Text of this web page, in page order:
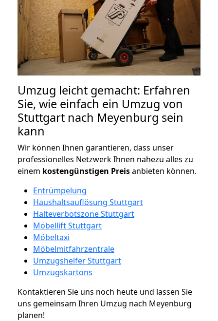
Umzug leicht gemacht: Erfahren
Sie, wie einfach ein Umzug von
Stuttgart nach Meyenburg sein
kann
Wir können Ihnen garantieren, dass unser
professionelles Netzwerk Ihnen nahezu alles zu
einem kostengünstigen Preisanbieten können.
Entrümpelung
Haushaltsauflösung Stuttgart
Halteverbotszone Stuttgart
Möbellift Stuttgart
Möbeltaxi
Möbelmitfahrzentrale
Umzugshelfer Stuttgart
Umzugskartons
Kontaktieren Sie uns noch heute und lassen Sie
uns gemeinsam Ihren Umzug nach Meyenburg
planen!